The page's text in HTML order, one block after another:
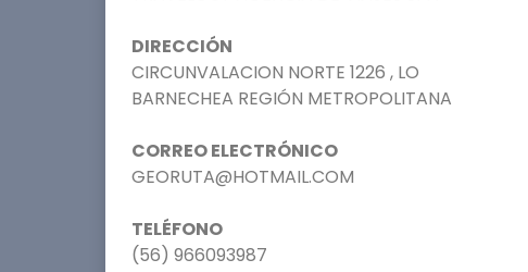
DIRECCIÓN
CIRCUNVALACION NORTE 1226 , LO
BARNECHEA REGIÓN METROPOLITANA
CORREO ELECTRÓNICO
GEORUTA@HOTMAIL.COM
TELÉFONO
(56) 966093987